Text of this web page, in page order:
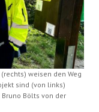
weisen den Weg
sind (von links)
Bölts von der